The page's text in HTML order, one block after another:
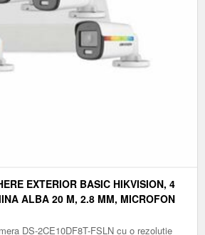
EXTERIOR BASIC HIKVISION, 4
ALBA 20 M, 2.8 MM, MICROFON
DS-2CE10DF8T-FSLN cu o rezolutie